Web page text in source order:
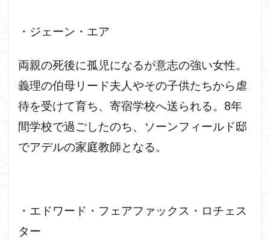
・ジェーン・エア
両親の死後に孤児になるが意志の強い女性。
義理の伯母リード夫人やその子供たちから虐
待を受けて育ち、寄宿学校へ送られる。8年
間学校で過ごしたのち、ソーンフィールド邸
でアデルの家庭教師となる。
・エドワード・フェアファックス・ロチェス
ター